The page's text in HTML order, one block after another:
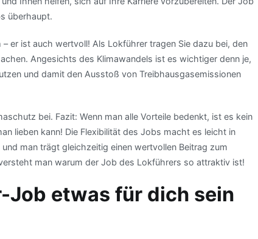
überhaupt.
er ist auch wertvoll! Als Lokführer tragen Sie dazu bei, den
Angesichts des Klimawandels ist es wichtiger denn je,
und damit den Ausstoß von Treibhausgasemissionen
bei. Fazit: Wenn man alle Vorteile bedenkt, ist es kein
lieben kann! Die Flexibilität des Jobs macht es leicht in
man trägt gleichzeitig einen wertvollen Beitrag zum
man warum der Job des Lokführers so attraktiv ist!
Job etwas für dich sein